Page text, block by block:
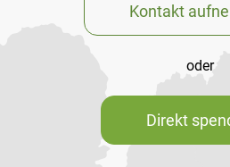
Kontakt
oder
Direkt